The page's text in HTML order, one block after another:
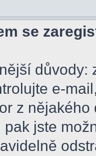
se
důvody:
e-
z
jste